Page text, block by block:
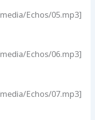
Echos/05.mp3]
Echos/06.mp3]
Echos/07.mp3]